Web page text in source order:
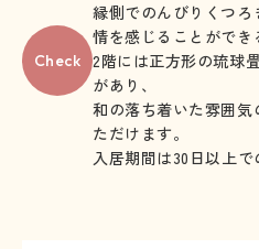
Check
縁側でのんびりくつ
情を感じることができ
2階には正方形の琉球
があり、
和の落ち着いた雰囲
ただけます。
入居期間は30日以上で